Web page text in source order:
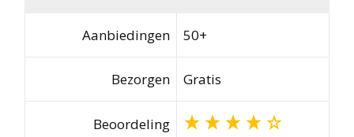
Aanbiedingen 50+
Bezorgen Gratis
Beoordeling